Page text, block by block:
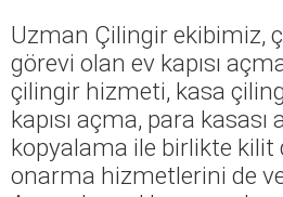
Uzman Çilingir ekibimiz,
görevi olan ev kapısı
çilingir hizmeti, kasa
kapısı açma, para
kopyalama ile birlikte kilit
onarma hizmetlerini de